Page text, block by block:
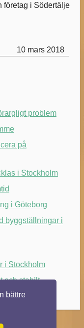
bättre
företag i Södertälje
10 mars 2018
problem
på
i Stockholm
i Göteborg
byggställningar i
i Stockholm
och stabilt